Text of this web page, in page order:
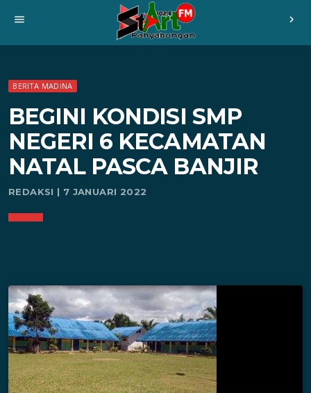
menu chevron_right
BERITA MADINA
BEGINI KONDISI SMP
NEGERI 6 KECAMATAN
NATAL PASCA BANJIR
REDAKSI | 7 JANUARI 2022